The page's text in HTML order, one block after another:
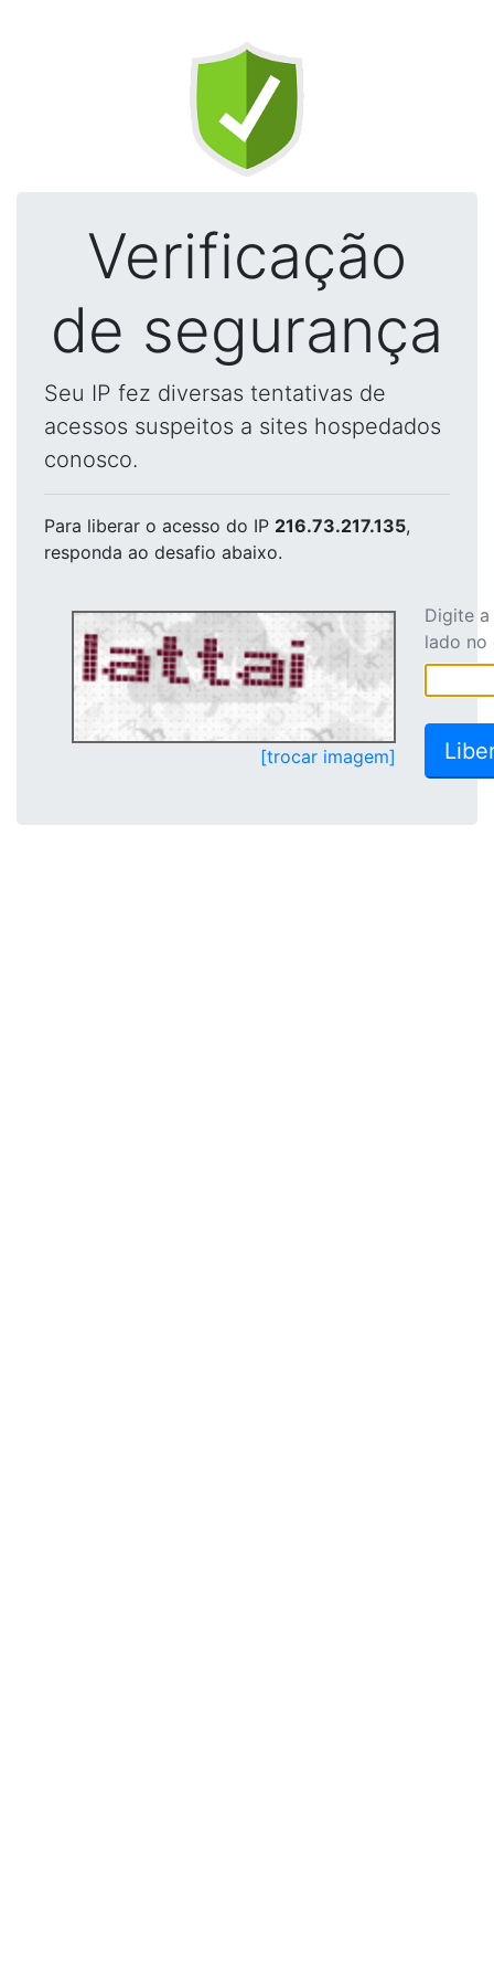
Verificação
de segurança
Seu IP fez diversas tentativas de
acessos suspeitos a sites hospedados
conosco.
Para liberar o acesso do IP 216.73.217.135,
responda ao desafio abaixo.
[trocar imagem]
Digite
lado no